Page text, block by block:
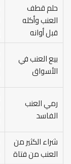
حلم قطف
العنب وأكله
قبل أوانه
بيع العنب في
الأسواق
رمي العنب
الفاسد
شراء الكثير من
العنب من فتاة